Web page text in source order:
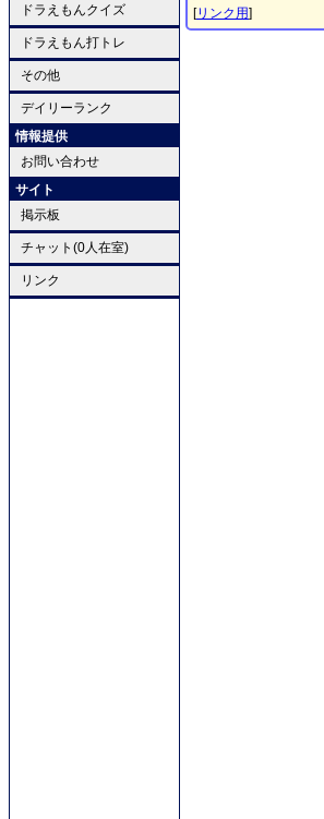
ドラえもんクイズ
ドラえもん打トレ
その他
デイリーランク
情報提供
お問い合わせ
サイト
掲示板
チャット(0人在室)
リンク
[リンク用]